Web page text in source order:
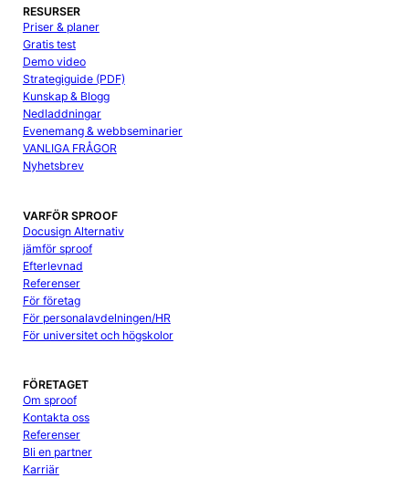
RESURSER
Priser & planer
Gratis test
Demo video
Strategiguide (PDF)
Kunskap & Blogg
Nedladdningar
Evenemang & webbseminarier
VANLIGA FRÅGOR
Nyhetsbrev
VARFÖR SPROOF
Docusign Alternativ
jämför sproof
Efterlevnad
Referenser
För företag
För personalavdelningen/HR
För universitet och högskolor
FÖRETAGET
Om sproof
Kontakta oss
Referenser
Bli en partner
Karriär